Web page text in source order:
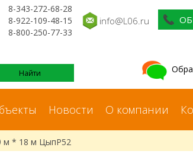
8-343-272-68-28
8-922-109-48-15
8-800-250-77-33
info@L06.ru
Новости О компании
м * 18 м ЦыпР52